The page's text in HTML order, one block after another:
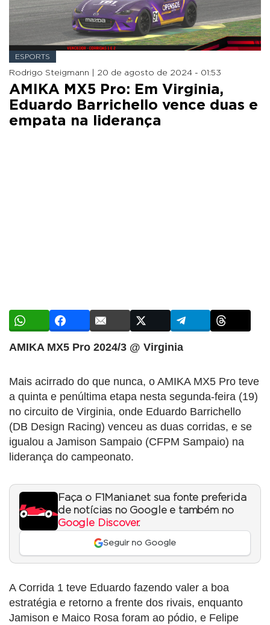
ESPORTS
Rodrigo Steigmann | 20 de agosto de 2024 - 01:53
AMIKA MX5 Pro: Em Virginia,
Eduardo Barrichello vence duas e
empata na liderança
AMIKA MX5 Pro 2024/3 @ Virginia
Mais acirrado do que nunca, o AMIKA MX5 Pro teve
a quinta e penúltima etapa nesta segunda-feira (19)
no circuito de Virginia, onde Eduardo Barrichello
(DB Design Racing) venceu as duas corridas, e se
igualou a Jamison Sampaio (CFPM Sampaio) na
liderança do campeonato.
Faça o F1Mania.net sua fonte preferida
de notícias no Google e também no
Google Discover.
Seguir no Google
A Corrida 1 teve Eduardo fazendo valer a boa
estratégia e retorno a frente dos rivais, enquanto
Jamison e Maico Rosa foram ao pódio, e Felipe